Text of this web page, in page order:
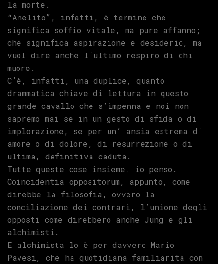
la morte.
“Anelito”, infatti, è termine che
significa soffio vitale, ma pure affanno;
che significa aspirazione e desiderio, ma
vuol dire anche l’ultimo respiro di chi
muore.
C’è, infatti, una duplice, quanto
drammatica chiave di lettura in questo
grande cavallo che s’impenna e noi non
sapremo mai se in un gesto di sfida o di
implorazione, se per un’ ansia estrema d’
amore o di dolore, di resurrezione o di
ultima, definitiva caduta.
Tutte queste cose insieme, io penso.
Coincidentia oppositorum, appunto, come
direbbe la filosofia, ovvero la
conciliazione dei contrari, l’unione degli
opposti come direbbero anche Jung e gli
alchimisti.
E alchimista lo è per davvero Mario
Pavesi, che ha quotidiana familiarità con